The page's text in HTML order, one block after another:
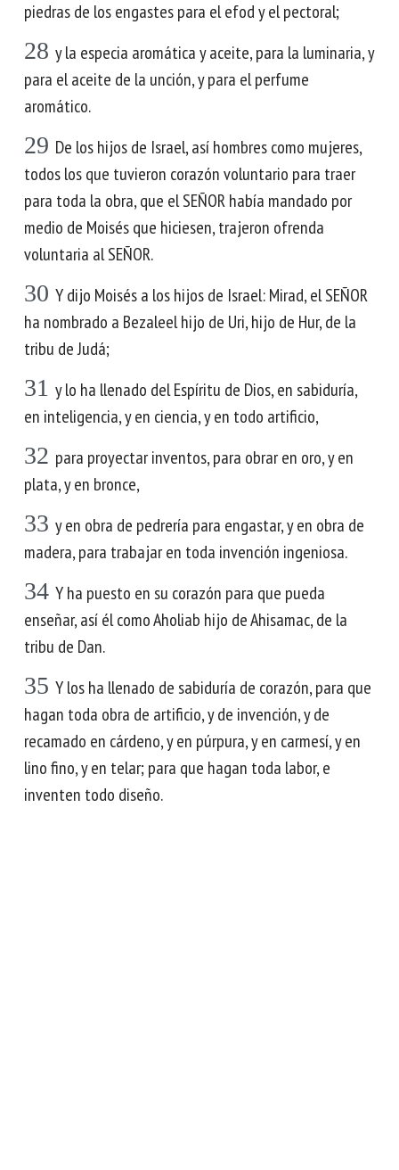
piedras de los engastes para el efod y el pectoral;
28 y la especia aromática y aceite, para la luminaria, y
para el aceite de la unción, y para el perfume
aromático.
29 De los hijos de Israel, así hombres como mujeres,
todos los que tuvieron corazón voluntario para traer
para toda la obra, que el SEÑOR había mandado por
medio de Moisés que hiciesen, trajeron ofrenda
voluntaria al SEÑOR.
30 Y dijo Moisés a los hijos de Israel: Mirad, el SEÑOR
ha nombrado a Bezaleel hijo de Uri, hijo de Hur, de la
tribu de Judá;
31 y lo ha llenado del Espíritu de Dios, en sabiduría,
en inteligencia, y en ciencia, y en todo artificio,
32 para proyectar inventos, para obrar en oro, y en
plata, y en bronce,
33 y en obra de pedrería para engastar, y en obra de
madera, para trabajar en toda invención ingeniosa.
34 Y ha puesto en su corazón para que pueda
enseñar, así él como Aholiab hijo de Ahisamac, de la
tribu de Dan.
35 Y los ha llenado de sabiduría de corazón, para que
hagan toda obra de artificio, y de invención, y de
recamado en cárdeno, y en púrpura, y en carmesí, y en
lino fino, y en telar; para que hagan toda labor, e
inventen todo diseño.